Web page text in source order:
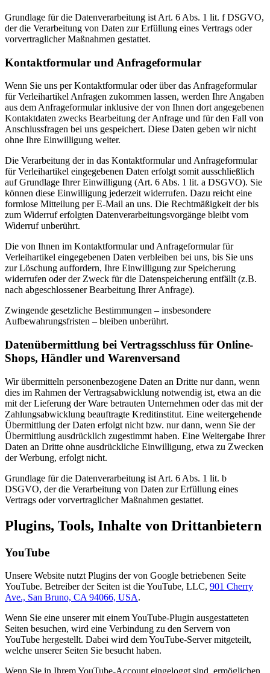
Grundlage für die Datenverarbeitung ist Art. 6 Abs. 1 lit. f DSGVO,
der die Verarbeitung von Daten zur Erfüllung eines Vertrags oder
vorvertraglicher Maßnahmen gestattet.
Kontaktformular und Anfrageformular
Wenn Sie uns per Kontaktformular oder über das Anfrageformular
für Verleihartikel Anfragen zukommen lassen, werden Ihre Angaben
aus dem Anfrageformular inklusive der von Ihnen dort angegebenen
Kontaktdaten zwecks Bearbeitung der Anfrage und für den Fall von
Anschlussfragen bei uns gespeichert. Diese Daten geben wir nicht
ohne Ihre Einwilligung weiter.
Die Verarbeitung der in das Kontaktformular und Anfrageformular
für Verleihartikel eingegebenen Daten erfolgt somit ausschließlich
auf Grundlage Ihrer Einwilligung (Art. 6 Abs. 1 lit. a DSGVO). Sie
können diese Einwilligung jederzeit widerrufen. Dazu reicht eine
formlose Mitteilung per E-Mail an uns. Die Rechtmäßigkeit der bis
zum Widerruf erfolgten Datenverarbeitungsvorgänge bleibt vom
Widerruf unberührt.
Die von Ihnen im Kontaktformular und Anfrageformular für
Verleihartikel eingegebenen Daten verbleiben bei uns, bis Sie uns
zur Löschung auffordern, Ihre Einwilligung zur Speicherung
widerrufen oder der Zweck für die Datenspeicherung entfällt (z.B.
nach abgeschlossener Bearbeitung Ihrer Anfrage).
Zwingende gesetzliche Bestimmungen – insbesondere
Aufbewahrungsfristen – bleiben unberührt.
Datenübermittlung bei Vertragsschluss für Online-
Shops, Händler und Warenversand
Wir übermitteln personenbezogene Daten an Dritte nur dann, wenn
dies im Rahmen der Vertragsabwicklung notwendig ist, etwa an die
mit der Lieferung der Ware betrauten Unternehmen oder das mit der
Zahlungsabwicklung beauftragte Kreditinstitut. Eine weitergehende
Übermittlung der Daten erfolgt nicht bzw. nur dann, wenn Sie der
Übermittlung ausdrücklich zugestimmt haben. Eine Weitergabe Ihrer
Daten an Dritte ohne ausdrückliche Einwilligung, etwa zu Zwecken
der Werbung, erfolgt nicht.
Grundlage für die Datenverarbeitung ist Art. 6 Abs. 1 lit. b
DSGVO, der die Verarbeitung von Daten zur Erfüllung eines
Vertrags oder vorvertraglicher Maßnahmen gestattet.
Plugins, Tools, Inhalte von Drittanbietern
YouTube
Unsere Website nutzt Plugins der von Google betriebenen Seite
YouTube. Betreiber der Seiten ist die YouTube, LLC, 901 Cherry
Ave., San Bruno, CA 94066, USA.
Wenn Sie eine unserer mit einem YouTube-Plugin ausgestatteten
Seiten besuchen, wird eine Verbindung zu den Servern von
YouTube hergestellt. Dabei wird dem YouTube-Server mitgeteilt,
welche unserer Seiten Sie besucht haben.